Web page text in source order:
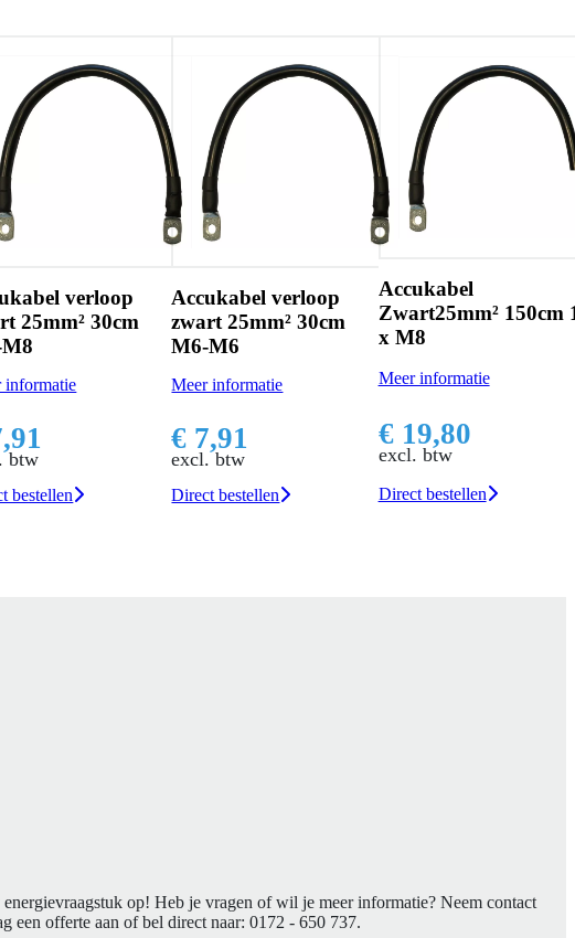
verloop
25mm² 30cm
informatie
btw
bestellen
Accukabel verloop
zwart 25mm² 30cm
M6-M6
Meer informatie
€ 7,91
excl. btw
Direct bestellen
Accukabel
Zwart25mm² 150cm
x M8
Meer informatie
€ 19,80
excl. btw
Direct bestellen
op! Heb je vragen of wil je meer informatie? Neem contact
een offerte aan of bel direct naar: 0172 - 650 737.